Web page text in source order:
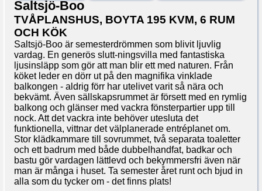
Saltsjö-Boo
TVÅPLANSHUS, BOYTA 195 KVM, 6 RUM
OCH KÖK
Saltsjö-Boo är semesterdrömmen som blivit ljuvlig
vardag. En generös slutt-ningsvilla med fantastiska
ljusinsläpp som gör att man blir ett med naturen. Från
köket leder en dörr ut på den magnifika vinklade
balkongen - aldrig förr har utelivet varit så nära och
bekvämt. Även sällskapsrummet är försett med en rymlig
balkong och glänser med vackra fönsterpartier upp till
nock. Att det vackra inte behöver utesluta det
funktionella, vittnar det välplanerade entréplanet om.
Stor klädkammare till sovrummet, två separata toaletter
och ett badrum med både dubbelhandfat, badkar och
bastu gör vardagen lättlevd och bekymmersfri även när
man är många i huset. Ta semester året runt och bjud in
alla som du tycker om - det finns plats!